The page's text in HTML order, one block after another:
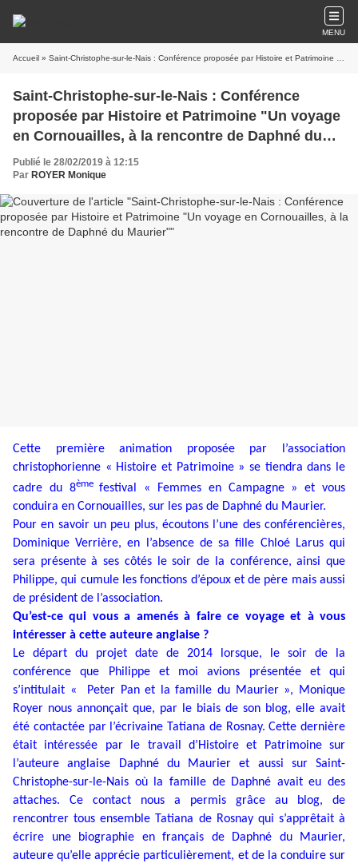
MENU
Accueil » Saint-Christophe-sur-le-Nais : Conférence proposée par Histoire et Patrimoine "Un voyage en Cornouailles, à la rencontre de Daphné du Maurier"
Saint-Christophe-sur-le-Nais : Conférence
proposée par Histoire et Patrimoine "Un voyage
en Cornouailles, à la rencontre de Daphné du
Maurier"
Publié le 28/02/2019 à 12:15
Par ROYER Monique
Cette première animation proposée par l’association
christophorienne « Histoire et Patrimoine » se tiendra dans le
cadre du 8èmefestival « Femmes en Campagne » et vous
conduira en Cornouailles, sur les pas de Daphné du Maurier.
Pour en savoir un peu plus, écoutons l’une des conférencières,
Dominique Verrière, en l’absence de sa fille Chloé Larus qui
sera présente à ses côtés le soir de la conférence, ainsi que
Philippe, qui cumule les fonctions d’époux et de père mais aussi
de président de l’association.
Qu’est-ce qui vous a amenés à faire ce voyage et à vous
intéresser à cette auteure anglaise ?
Le départ du projet date de 2014 lorsque, le soir de la
conférence que Philippe et moi avions présentée et qui
s’intitulait « Peter Pan et la famille du Maurier », Monique
Royer nous annonçait que, par le biais de son blog, elle avait
été contactée par l’écrivaine Tatiana de Rosnay. Cette dernière
était intéressée par le travail d’Histoire et Patrimoine sur
l’auteure anglaise Daphné du Maurier et aussi sur Saint-
Christophe-sur-le-Nais où la famille de Daphné avait eu des
attaches. Ce contact nous a permis grâce au blog, de
rencontrer tous ensemble Tatiana de Rosnay qui s’apprêtait à
écrire une biographie en français de Daphné du Maurier,
auteure qu’elle apprécie particulièrement, et de la conduire sur